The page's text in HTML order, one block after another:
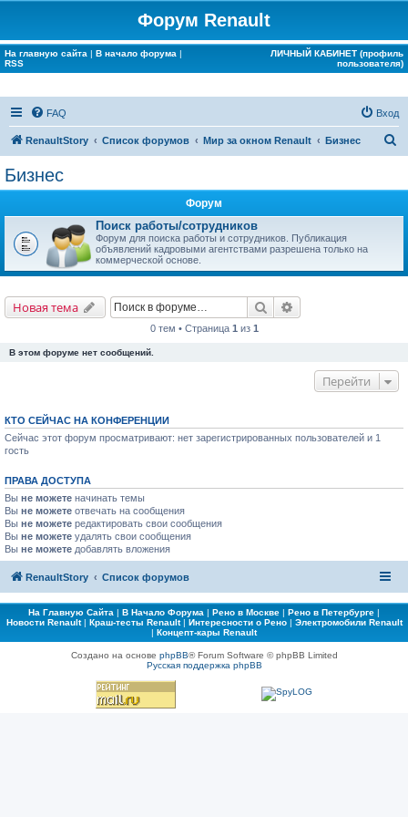
Форум Renault
На главную сайта | В начало форума |
RSS
ЛИЧНЫЙ КАБИНЕТ (профиль
пользователя)
FAQ Вход
RenaultStory Список форумов Мир за окном Renault Бизнес
Бизнес
Форум
Поиск работы/сотрудников
Форум для поиска работы и сотрудников. Публикация
объявлений кадровыми агентствами разрешена только на
коммерческой основе.
Новая тема Поиск
0 тем • Страница 1 из 1
В этом форуме нет сообщений.
Перейти
КТО СЕЙЧАС НА КОНФЕРЕНЦИИ
Сейчас этот форум просматривают: нет зарегистрированных пользователей и 1
гость
ПРАВА ДОСТУПА
Вы не можете начинать темы
Вы не можете отвечать на сообщения
Вы не можете редактировать свои сообщения
Вы не можете удалять свои сообщения
Вы не можете добавлять вложения
RenaultStory Список форумов
На Главную Сайта | В Начало Форума | Рено в Москве | Рено в Петербурге |
Новости Renault| Краш-тесты Renault| Интересности о Рено| Электромобили Renault
| Концепт-кары Renault
Создано на основе phpBB® Forum Software © phpBB Limited
Русская поддержка phpBB